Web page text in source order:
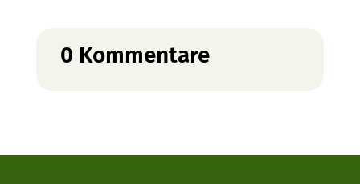
0 Kommentare